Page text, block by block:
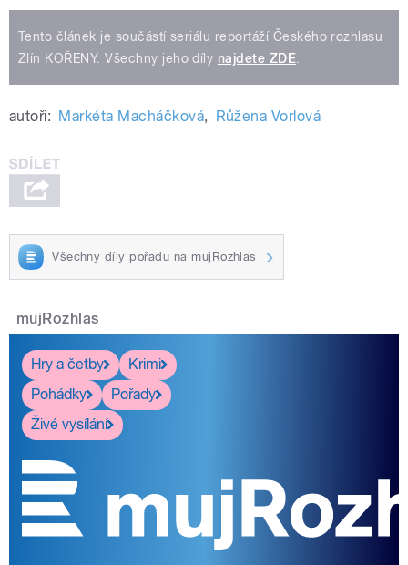
Tento článek je součástí seriálu reportáží Českého rozhlasu
Zlín KOŘENY. Všechny jeho díly najdete ZDE
autoři: Markéta Macháčková, Růžena Vorlová
Všechny díly pořadu na mujRozhlas
mujRozhlas
Hry a četby
Krimi
Pohádky
Pořady
Živé vysílání